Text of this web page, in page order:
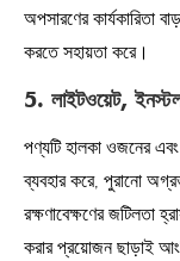
অপসারণের কার্যকারিতা
করতে সহায়তা করে।
5. লাইটওয়েট,
পণ্যটি হালকা ওজনের
ব্যবহার করে, পুরানো
রক্ষণাবেক্ষণের জটিলতা
করার প্রয়োজন ছাড়াই